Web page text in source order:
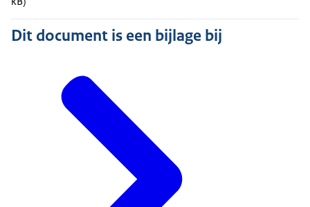
Dit document is een bijlage bij